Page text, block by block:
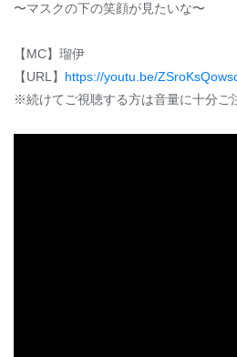
〜マスクの下の笑顔が見たいな〜
【MC】瑠伊
【URL】 https://youtu.be/
※続けてご視聴する方は音量に十分ご